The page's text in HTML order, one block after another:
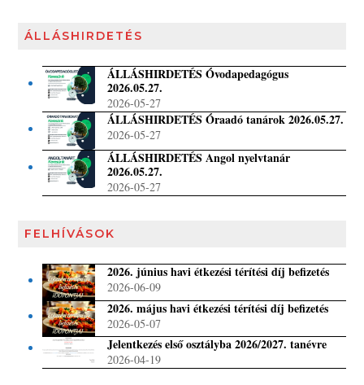
ÁLLÁSHIRDETÉS
ÁLLÁSHIRDETÉS Óvodapedagógus
2026.05.27.
2026-05-27
ÁLLÁSHIRDETÉS Óraadó tanárok 2026.05.27.
2026-05-27
ÁLLÁSHIRDETÉS Angol nyelvtanár
2026.05.27.
2026-05-27
FELHÍVÁSOK
2026. június havi étkezési térítési díj befizetés
2026-06-09
2026. május havi étkezési térítési díj befizetés
2026-05-07
Jelentkezés első osztályba 2026/2027. tanévre
2026-04-19